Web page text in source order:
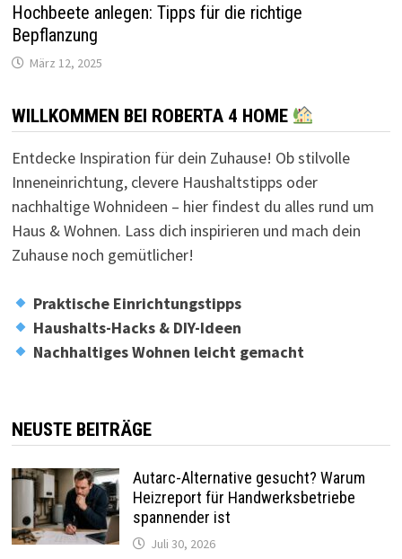
Hochbeete anlegen: Tipps für die richtige
Bepflanzung
März 12, 2025
WILLKOMMEN BEI ROBERTA 4 HOME
Entdecke Inspiration für dein Zuhause! Ob stilvolle
Inneneinrichtung, clevere Haushaltstipps oder
nachhaltige Wohnideen – hier findest du alles rund um
Haus & Wohnen. Lass dich inspirieren und mach dein
Zuhause noch gemütlicher!
Praktische Einrichtungstipps
Haushalts-Hacks & DIY-Ideen
Nachhaltiges Wohnen leicht gemacht
NEUSTE BEITRÄGE
Autarc-Alternative gesucht? Warum
Heizreport für Handwerksbetriebe
spannender ist
Juli 30, 2026